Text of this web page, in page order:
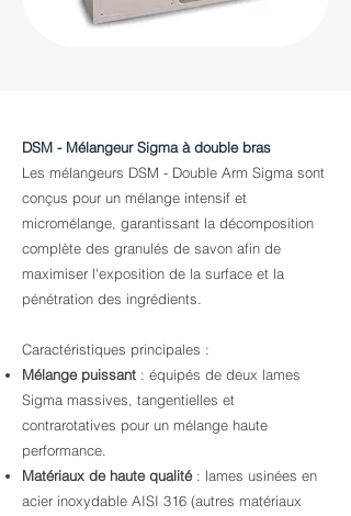
DSM - Mélangeur Sigma à double bras
Les mélangeurs DSM - Double Arm Sigma sont
conçus pour un mélange intensif et
micromélange, garantissant la décomposition
complète des granulés de savon afin de
maximiser l'exposition de la surface et la
pénétration des ingrédients.
Caractéristiques principales :
Mélange puissant : équipés de deux lames
Sigma massives, tangentielles et
contrarotatives pour un mélange haute
performance.
Matériaux de haute qualité: lames usinées en
acier inoxydable AISI 316 (autres matériaux